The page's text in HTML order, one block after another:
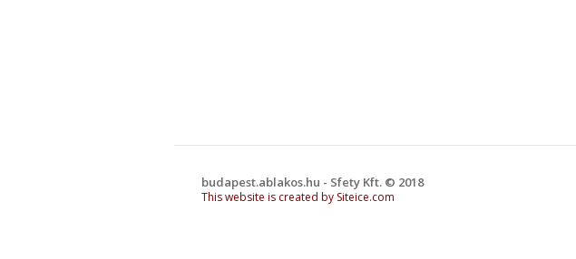
budapest.ablakos.hu - Sfety Kft. © 2018
This website is created by Siteice.com